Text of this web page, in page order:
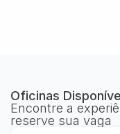
Oficinas
Encontre a
reserve sua vaga